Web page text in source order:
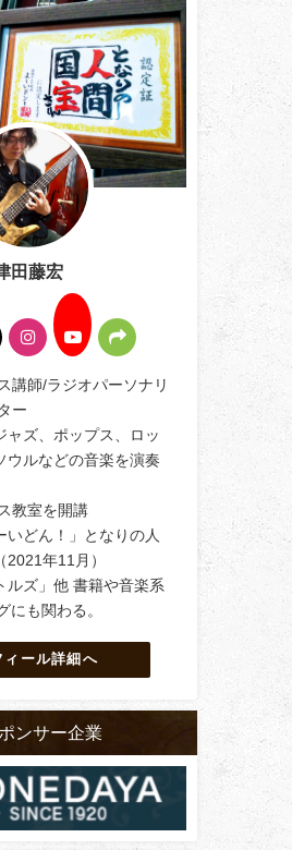
田藤宏
講師/ラジオパーソナリ
ー
ャズ、ポップス、ロッ
ウルなどの音楽を演奏
教室を開講
いどん！」となりの人
2021年11月）
ルズ」他 書籍や音楽系
にも関わる。
ィール詳細へ
ンサー企業